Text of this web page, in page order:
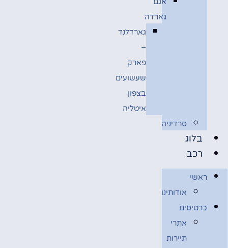
גארדה
גארדלנד
–
פארק
שעשועים
בצפון
איטליה
סרדיניה
בלוג
רכב
ראשי
אודותינו
כרטיסים
אתרי
תיירות